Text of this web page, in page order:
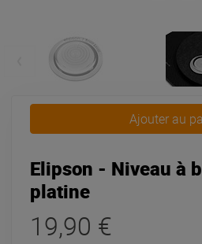
Ajouter au
Elipson - Niveau à
platine
19,90 €